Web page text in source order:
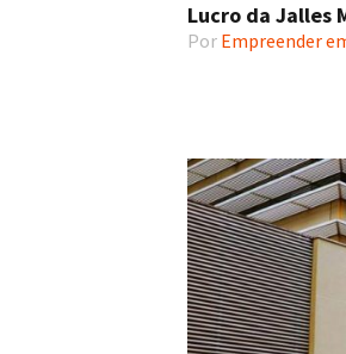
Lucro da Jalles
Por Empreender